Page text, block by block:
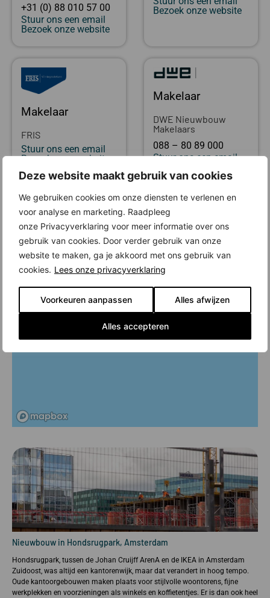
Deze website maakt gebruik van cookies
We gebruiken cookies om onze diensten te verlenen en
voor analyse en marketing. Raadpleeg
onze Privacyverklaring voor meer informatie over ons
gebruik van cookies. Door verder gebruik van onze
website te maken, ga je akkoord met ons gebruik van
cookies. Lees onze privacyverklaring
Voorkeuren aanpassen Alles afwijzen
Alles accepteren
+31 (0) 88 010 57 00
Stuur ons een email
Bezoek onze website
Bezoek onze website
Makelaar
FRIS
Stuur ons een email
Bezoek onze website
Makelaar
DWE Nieuwbouw
Makelaars
088 – 80 89 000
Stuur ons een email
Nieuwbouw in Hondsrugpark, Amsterdam
Hondsrugpark, tussen de Johan Cruijff ArenA en de IKEA in Amsterdam
Zuidoost, was altijd een kantorenwijk, maar dat verandert in hoog tempo.
Oude kantoorgebouwen maken plaats voor stijlvolle woontorens, fijne
werkplekken en voorzieningen als winkels en koffietentjes. Er is dan ook heel